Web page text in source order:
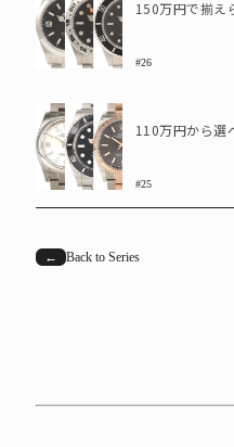
#26
#25
← Back to Series